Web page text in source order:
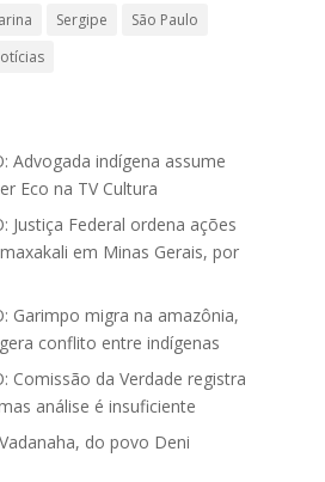
Sergipe
São Paulo
Advogada indígena assume
Eco na TV Cultura
Justiça Federal ordena ações
em Minas Gerais, por
Garimpo migra na amazônia,
conflito entre indígenas
Comissão da Verdade registra
análise é insuficiente
do povo Deni